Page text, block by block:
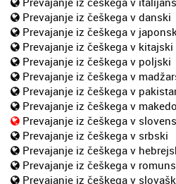
Prevajanje iz češkega v danski
Prevajanje iz češkega v
Prevajanje iz češkega v kitajski
Prevajanje iz češkega v poljski
Prevajanje iz češkega v
Prevajanje iz češkega v
Prevajanje iz češkega v
Prevajanje iz češkega v
Prevajanje iz češkega v srbski
Prevajanje iz češkega v
Prevajanje iz češkega v
Prevajanje iz češkega v